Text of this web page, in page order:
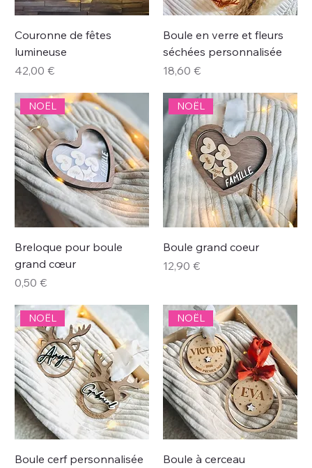
Couronne de fêtes
lumineuse
Prix
42,00 €
Boule en verre et fleurs
séchées personnalisée
Prix
18,60 €
NOËL
Breloque pour boule
grand cœur
Prix
0,50 €
NOËL
Boule grand coeur
Prix
12,90 €
NOËL
Boule cerf personnalisée
NOËL
Boule à cerceau